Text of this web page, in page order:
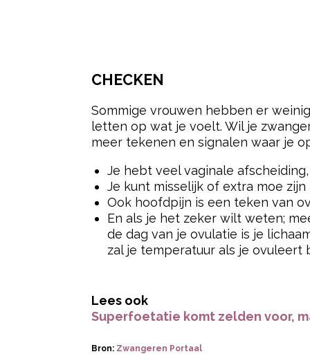
CHECKEN
Sommige vrouwen hebben er
letten op wat je voelt. Wil je
meer tekenen en signalen waar je
Je hebt veel vaginale
Je kunt misselijk of extra moe zijn
Ook hoofdpijn is een teken van
En als je het zeker wilt weten;
de dag van je ovulatie is je
zal je temperatuur als je ovuleert
Lees ook
Superfoetatie komt zelden voor,
Bron: Zwangeren Portaal